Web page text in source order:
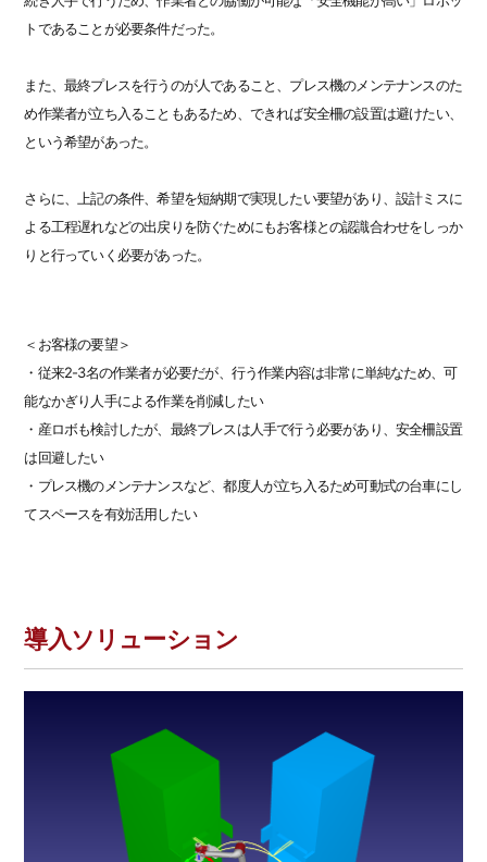
トであることが必要条件だった。
また、最終プレスを行うのが人であること、プレス機のメンテナンスのた
め作業者が立ち入ることもあるため、できれば安全柵の設置は避けたい、
という希望があった。
さらに、上記の条件、希望を短納期で実現したい要望があり、設計ミスに
よる工程遅れなどの出戻りを防ぐためにもお客様との認識合わせをしっか
りと行っていく必要があった。
＜お客様の要望＞
・従来2-3名の作業者が必要だが、行う作業内容は非常に単純なため、可
能なかぎり人手による作業を削減したい
・産ロボも検討したが、最終プレスは人手で行う必要があり、安全柵設置
は回避したい
・プレス機のメンテナンスなど、都度人が立ち入るため可動式の台車にし
てスペースを有効活用したい
導入ソリューション